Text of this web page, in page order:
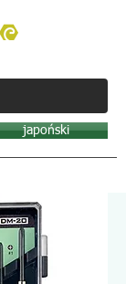
japoński